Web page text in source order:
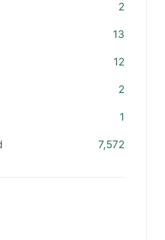
2
13
12
2
1
7,572